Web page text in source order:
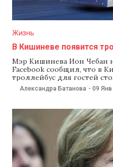
Жизнь
В Кишиневе появится
Мэр Кишинева Ион Чебан
Facebook сообщил, что в
троллейбус для гостей
выходным будет
туристические точки
туристическому
Мэр не уточнил,
Александра Батанова - 09 Янв